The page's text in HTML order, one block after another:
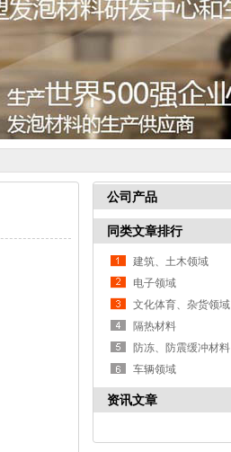
公司产品
同类文章排行
建筑、土木领域
电子领域
文化体育、杂货领域
隔热材料
防冻、防震缓冲材料
车辆领域
资讯文章